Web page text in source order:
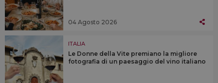
04 Agosto 2026
ITALIA
Le Donne della Vite premiano la migliore
fotografia di un paesaggio del vino italiano